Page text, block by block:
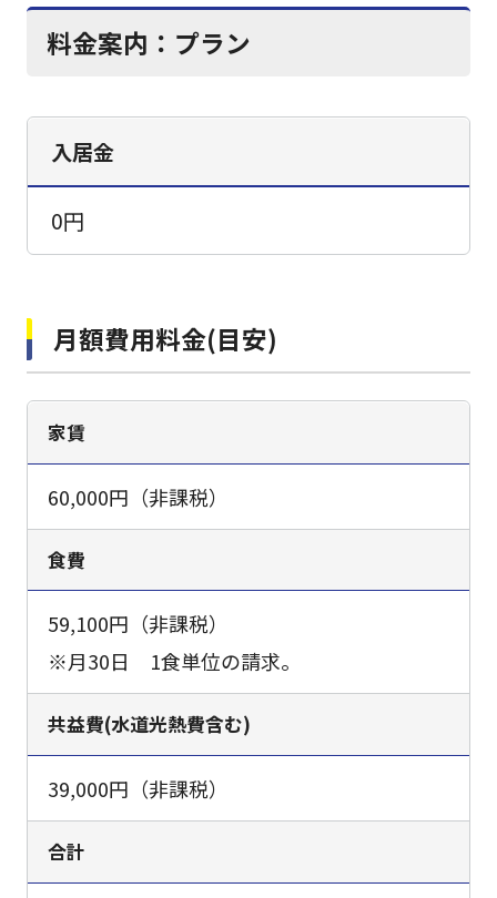
料金案内： プラン
入居金
0円
月額費用料金(目安)
家賃
60,000円（非課税）
食費
59,100円（非課税）
※月30日 1食単位の請求。
共益費(水道光熱費含む)
39,000円（非課税）
合計